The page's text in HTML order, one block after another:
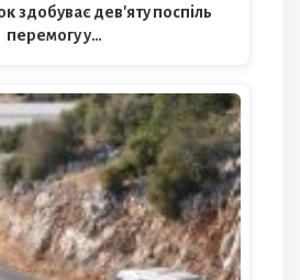
здобуває дев'яту поспіль
перемогу у…